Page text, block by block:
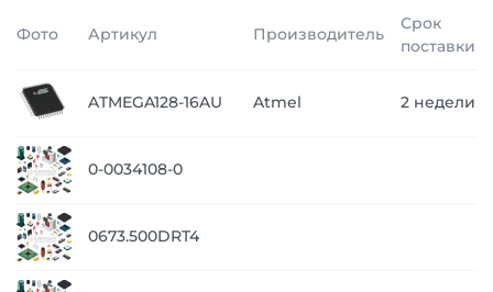
Фото Артикул Производитель
Срок
поставки
ATMEGA128-16AU Atmel 2 недели
0-0034108-0
0673.500DRT4